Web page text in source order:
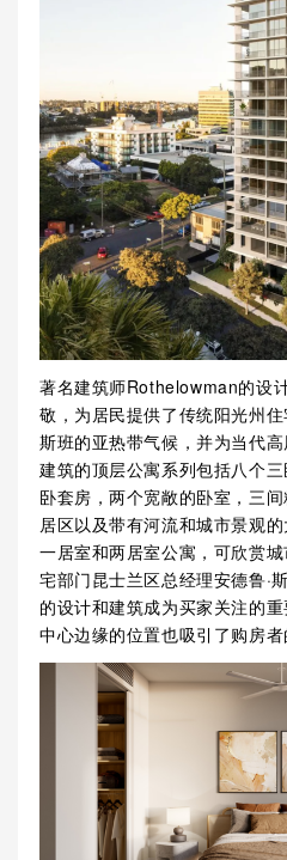
著名建筑师Rothelowman的设
敬，为居民提供了传统阳光州
斯班的亚热带气候，并为当代
建筑的顶层公寓系列包括八个
卧套房，两个宽敞的卧室，三
居区以及带有河流和城市景观
一居室和两居室公寓，可欣赏
宅部门昆士兰区总经理安德鲁·
的设计和建筑成为买家关注的
中心边缘的位置也吸引了购房者